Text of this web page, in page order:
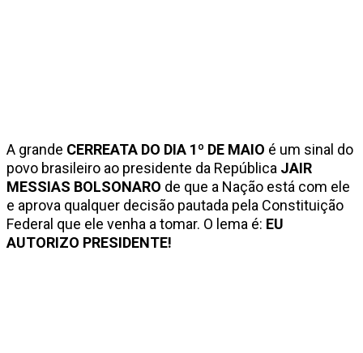
A grande CERREATA DO DIA 1º DE MAIO é um sinal do
povo brasileiro ao presidente da República JAIR
MESSIAS BOLSONARO de que a Nação está com ele
e aprova qualquer decisão pautada pela Constituição
Federal que ele venha a tomar. O lema é: EU
AUTORIZO PRESIDENTE!